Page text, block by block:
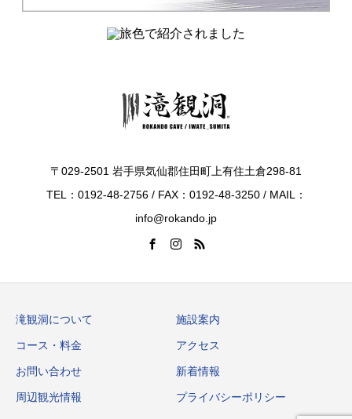
〒029-2501 岩手県気仙郡住田町上有住土倉298-81
TEL：0192-48-2756 / FAX：0192-48-3250 / MAIL：
info@rokando.jp
滝観洞について 施設案内
コース・料金 アクセス
お問い合わせ 新着情報
周辺観光情報 プライバシーポリシー